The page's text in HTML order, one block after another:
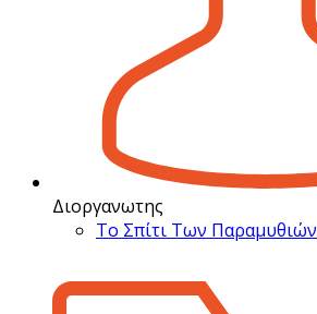
Διοργανωτης
Το Σπίτι Των Παραμυθιών